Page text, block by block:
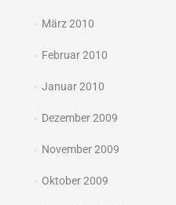
März 2010
Februar 2010
Januar 2010
Dezember 2009
November 2009
Oktober 2009